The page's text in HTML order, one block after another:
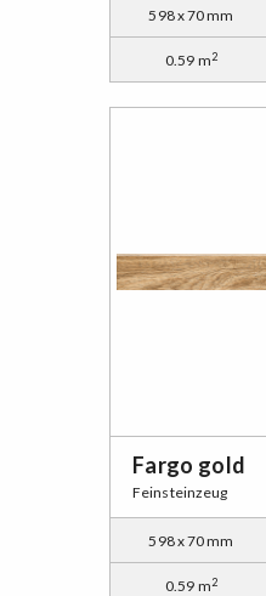
598 x 70 mm
0.59 m2
Fargo gold
Feinsteinzeug
598 x 70 mm
0.59 m2